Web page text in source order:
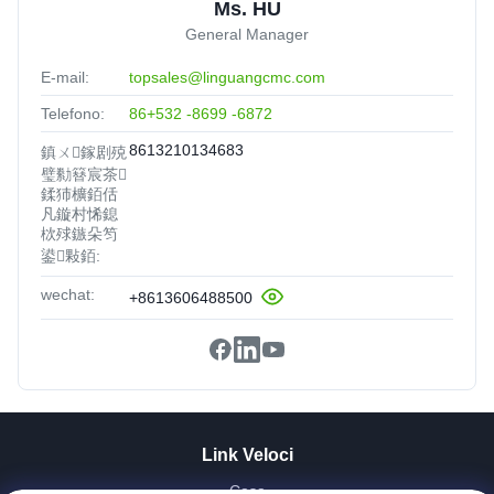
Ms. HU
General Manager
E-mail: topsales@linguangcmc.com
Telefono: 86+532 -8699 -6872
鎮ㄨ鎵剧殑
璧勬簮宸茶
鍒犻櫎銆佸
凡鏇村悕鎴
栨殏鏃朵笉
鍙敤銆:
8613210134683
wechat: +8613606488500
Link Veloci
Casa